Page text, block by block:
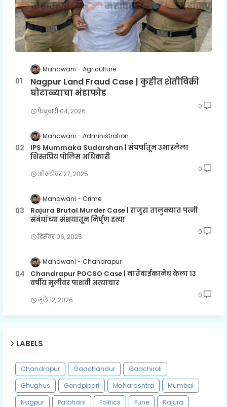
Mahawani Agriculture
Nagpur Land Fraud Case | कुहीत शेतीविक्री
घोटाळ्याचा भंडाफोड
फेब्रुवारी ०४, २०२६
0
Mahawani Administration
IPS Mummaka Sudarshan | संघर्षातून उभारलेला
शिस्तप्रिय पोलिस अधिकारी
ऑक्टोबर २७, २०२५
0
Mahawani Crime
Rajura Brutal Murder Case | राजुरा तालुक्यात पत्नी
संबंधांच्या संशयातून निर्घृण हत्या
डिसेंबर ०६, २०२५
0
Mahawani Chandrapur
Chandrapur POCSO Case | नातेवाईकानेच केला १३
वर्षीय मुलीवर पाशवी अत्याचार
जुलै १२, २०२६
0
LABELS
Chandrapur Gadchandur
Gadchiroli
Ghughus
Gondpipari Maharashtra
Mumbai
Nagpur
Parbhani Politics Pune
Rajura